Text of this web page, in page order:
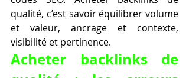
qualité, c’est savoir équilibrer volume
et valeur, ancrage et contexte,
visibilité et pertinence.
Acheter backlinks de